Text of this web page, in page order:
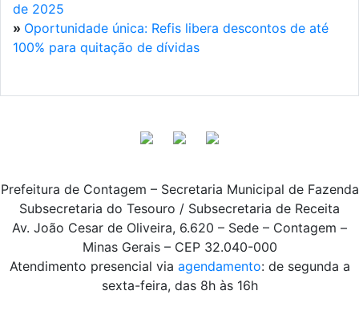
de 2025
» Oportunidade única: Refis libera descontos de até
100% para quitação de dívidas
Prefeitura de Contagem – Secretaria Municipal de Fazenda
Subsecretaria do Tesouro / Subsecretaria de Receita
Av. João Cesar de Oliveira, 6.620 – Sede – Contagem –
Minas Gerais – CEP 32.040-000
Atendimento presencial via agendamento: de segunda a
sexta-feira, das 8h às 16h